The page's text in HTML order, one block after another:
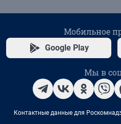
Мобильное
Google Play
Мы в
Контактные данные для